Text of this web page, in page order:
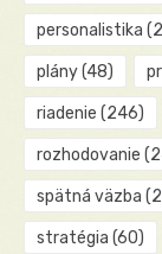
personalistika
plány(48)
riadenie (246)
rozhodovanie
spätná väzba
stratégia (60)